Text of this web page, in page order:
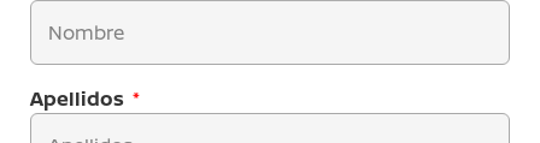
Apellidos